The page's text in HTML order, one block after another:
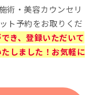
術・美容カウンセリ
ト予約をお取りくだ
き、登録いただいて
しました！お気軽に